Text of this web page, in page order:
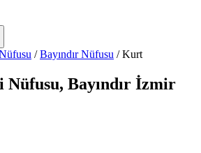
/ BayındırNüfusu /Kurt
Nüfusu, Bayındır İzmir